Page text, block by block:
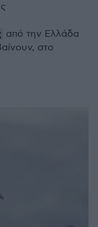
από την Ελλάδα
στο